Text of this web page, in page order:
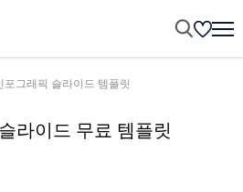
포그래픽 슬라이드 템플릿
라이드 무료 템플릿